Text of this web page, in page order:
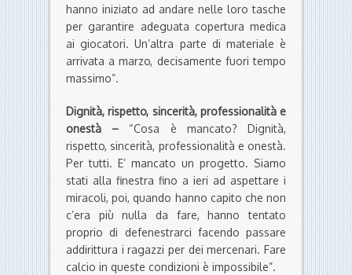
hanno iniziato ad andare nelle loro tasche
per garantire adeguata copertura medica
ai giocatori. Un’altra parte di materiale è
arrivata a marzo, decisamente fuori tempo
massimo”.
Dignità, rispetto, sincerità, professionalità e
onestà – “Cosa è mancato? Dignità,
rispetto, sincerità, professionalità e onestà.
Per tutti. E’ mancato un progetto. Siamo
stati alla finestra fino a ieri ad aspettare i
miracoli, poi, quando hanno capito che non
c’era più nulla da fare, hanno tentato
proprio di defenestrarci facendo passare
addirittura i ragazzi per dei mercenari. Fare
calcio in queste condizioni è impossibile”.